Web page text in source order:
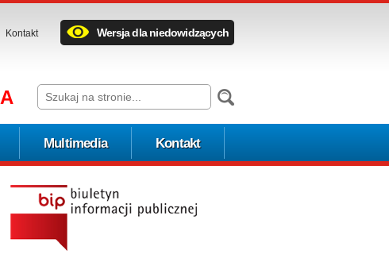
Kontakt Wersja dla niedowidzących
A
Multimedia Kontakt